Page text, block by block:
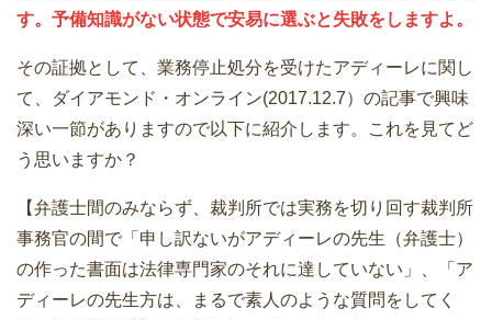
す。予備知識がない状態で安易に選ぶと失敗をしますよ。
その証拠として、業務停止処分を受けたアディーレに関し
て、ダイアモンド・オンライン(2017.12.7）の記事で興味
深い一節がありますので以下に紹介します。これを見てど
う思いますか？
【弁護士間のみならず、裁判所では実務を切り回す裁判所
事務官の間で「申し訳ないがアディーレの先生（弁護士）
の作った書面は法律専門家のそれに達していない」、「ア
ディーレの先生方は、まるで素人のような質問をしてく